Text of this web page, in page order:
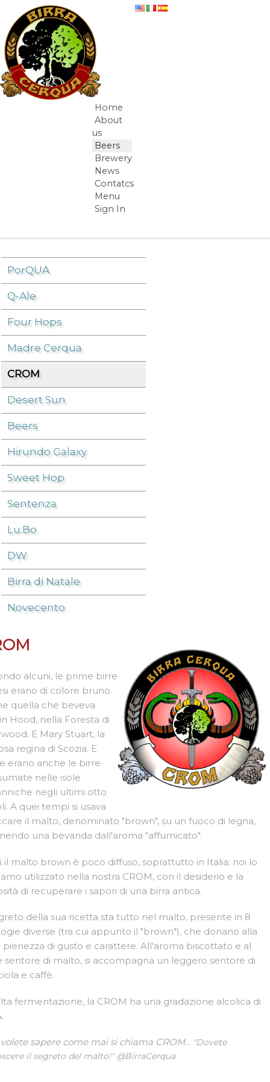
Skip to Content
What do we drink?Navigation
Home
About
us
Beers
Brewery
News
Contatcs
Menu
Sign In
Breadcrumbs
Beers / CROM
PorQUA
Q-Ale
Four Hops
Madre Cerqua
CROM
Desert Sun
Beers
Hirundo Galaxy
Sweet Hop
Sentenza
Lu.Bo
DW
Birra di Natale
Novecento
alcuni, le prime birre
erano di colore bruno.
quella che beveva
Hood, nella Foresta di
E Mary Stuart, la
regina di Scozia. E
erano anche le birre
nelle isole
negli ultimi otto
A quei tempi si usava
il malto, denominato "brown", su un fuoco di legna,
una bevanda dall'aroma "affumicato".
il malto brown è poco diffuso, soprattutto in Italia: noi lo
utilizzato nella nostra CROM, con il desiderio e la
di recuperare i sapori di una birra antica.
della sua ricetta sta tutto nel malto, presente in 8
diverse (tra cui appunto il "brown"), che donano alla
pienezza di gusto e carattere. All'aroma biscottato e al
sentore di malto, si accompagna un leggero sentore di
e caffè.
fermentazione, la CROM ha una gradazione alcolica di
volete sapere come mai si chiama CROM... "Dovete
il segreto del malto!" @BirraCerqua